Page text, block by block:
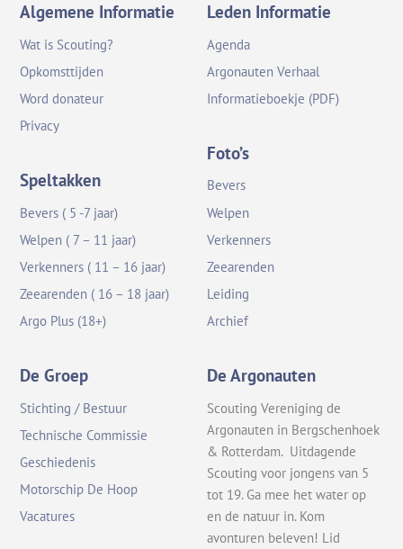
Algemene Informatie
Wat is Scouting?
Opkomsttijden
Word donateur
Privacy
Speltakken
Bevers ( 5 -7 jaar)
Welpen ( 7 – 11 jaar)
Verkenners ( 11 – 16 jaar)
Zeearenden ( 16 – 18 jaar)
Argo Plus (18+)
Leden Informatie
Agenda
Argonauten Verhaal
Informatieboekje (PDF)
Foto’s
Bevers
Welpen
Verkenners
Zeearenden
Leiding
Archief
De Groep
Stichting / Bestuur
Technische Commissie
Geschiedenis
Motorschip De Hoop
Vacatures
De Argonauten
Scouting Vereniging de
Argonauten in Bergschenhoek
& Rotterdam. Uitdagende
Scouting voor jongens van 5
tot 19. Ga mee het water op
en de natuur in. Kom
avonturen beleven! Lid